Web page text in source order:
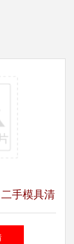
手模具清
高清图